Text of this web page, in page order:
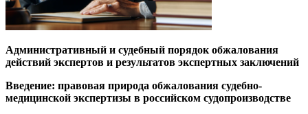
Административный и судебный порядок обжалования
действий экспертов и результатов экспертных заключений
Введение: правовая природа обжалования судебно-
медицинской экспертизы в российском судопроизводстве